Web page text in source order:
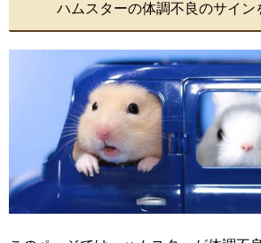
ハムスターの体調不良のサイン